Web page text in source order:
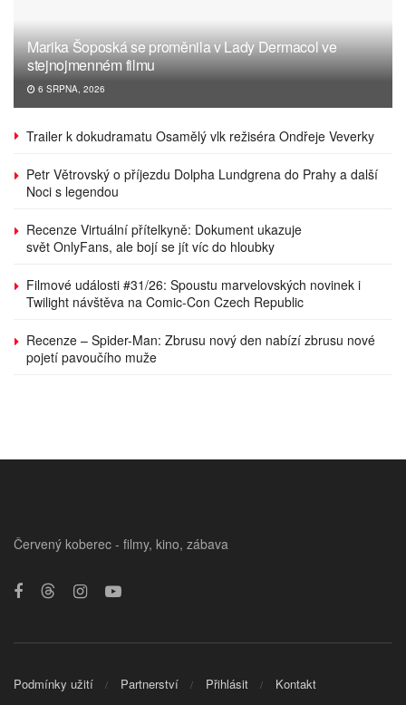
Marika Šoposká se proměnila v Lady Dermacol ve
stejnojmenném filmu
6 SRPNA, 2026
Trailer k dokudramatu Osamělý vlk režiséra Ondřeje Veverky
Petr Větrovský o příjezdu Dolpha Lundgrena do Prahy a další
Noci s legendou
Recenze Virtuální přítelkyně: Dokument ukazuje
svět OnlyFans, ale bojí se jít víc do hloubky
Filmové události #31/26: Spoustu marvelovských novinek i
Twilight návštěva na Comic-Con Czech Republic
Recenze – Spider-Man: Zbrusu nový den nabízí zbrusu nové
pojetí pavoučího muže
Červený koberec - filmy, kino, zábava
Podmínky užití Partnerství Přihlásit Kontakt